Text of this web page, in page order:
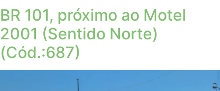
BR 101, próximo ao Motel
2001 (Sentido Norte)
(Cód.:687)